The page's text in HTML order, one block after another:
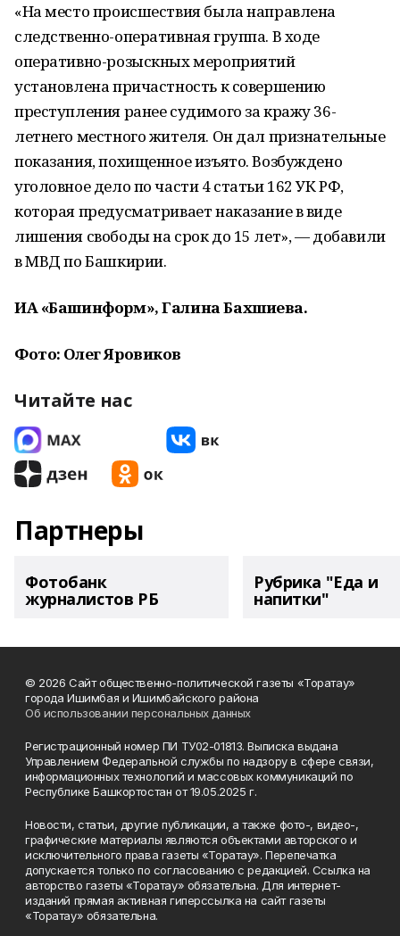
«На место происшествия была направлена
следственно-оперативная группа. В ходе
оперативно-розыскных мероприятий
установлена причастность к совершению
преступления ранее судимого за кражу 36-
летнего местного жителя. Он дал признательные
показания, похищенное изъято. Возбуждено
уголовное дело по части 4 статьи 162 УК РФ,
которая предусматривает наказание в виде
лишения свободы на срок до 15 лет», — добавили
в МВД по Башкирии.
ИА «Башинформ», Галина Бахшиева.
Фото: Олег Яровиков
Читайте нас
Партнеры
Фотобанк
журналистов РБ
Рубрика "Еда и
напитки"
© 2026 Сайт общественно-политической газеты «Торатау»
города Ишимбая и Ишимбайского района
Об использовании персональных данных
Регистрационный номер ПИ ТУ02-01813. Выписка выдана
Управлением Федеральной службы по надзору в сфере связи,
информационных технологий и массовых коммуникаций по
Республике Башкортостан от 19.05.2025 г.
Новости, статьи, другие публикации, а также фото-, видео-,
графические материалы являются объектами авторского и
исключительного права газеты «Торатау». Перепечатка
допускается только по согласованию с редакцией. Ссылка на
авторство газеты «Торатау» обязательна. Для интернет-
изданий прямая активная гиперссылка на сайт газеты
«Торатау» обязательна.